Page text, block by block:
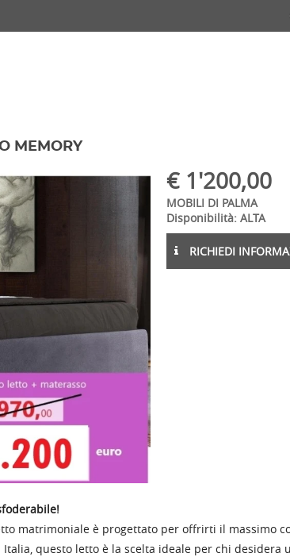
MEMORY
€ 1'200,00
MOBILI DI PALMA
Disponibilità: ALTA
RICHIEDI
matrimoniale è progettato per offrirti il massimo
questo letto è la scelta ideale per chi desidera